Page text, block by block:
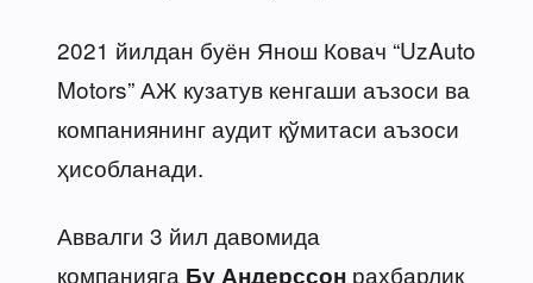
2021 йилдан буён Янош Ковач “UzAuto
Motors” АЖ кузатув кенгаши аъзоси ва
компаниянинг аудит қўмитаси аъзоси
ҳисобланади.
Аввалги 3 йил давомида
компанияга Бу Андерссон раҳбарлик